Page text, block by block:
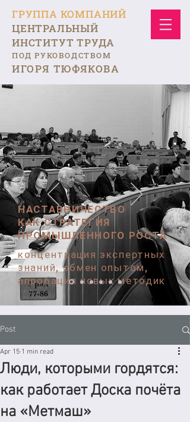
ГРУППА КОМПАНИЙ
ЦЕНТРАЛЬНЫЙ
ИНСТИТУТ ТРУДА
ПОД РУКОВОДСТВОМ
ИГОРЯ ТЮФЯКОВА
НАСТАВНИЧЕСТВО
КАК СТРАТЕГИЯ
ПРОМЫШЛЕННОГО РОСТА
концентрация экспертных
знаний, обмен опытом,
апробация новых методик
Post
Люди, которыми гордятся:
как работает Доска почёта
на «Метмаш»
Apr 15 1 min read